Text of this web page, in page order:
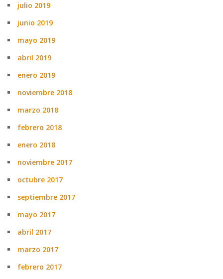
julio 2019
junio 2019
mayo 2019
abril 2019
enero 2019
noviembre 2018
marzo 2018
febrero 2018
enero 2018
noviembre 2017
octubre 2017
septiembre 2017
mayo 2017
abril 2017
marzo 2017
febrero 2017